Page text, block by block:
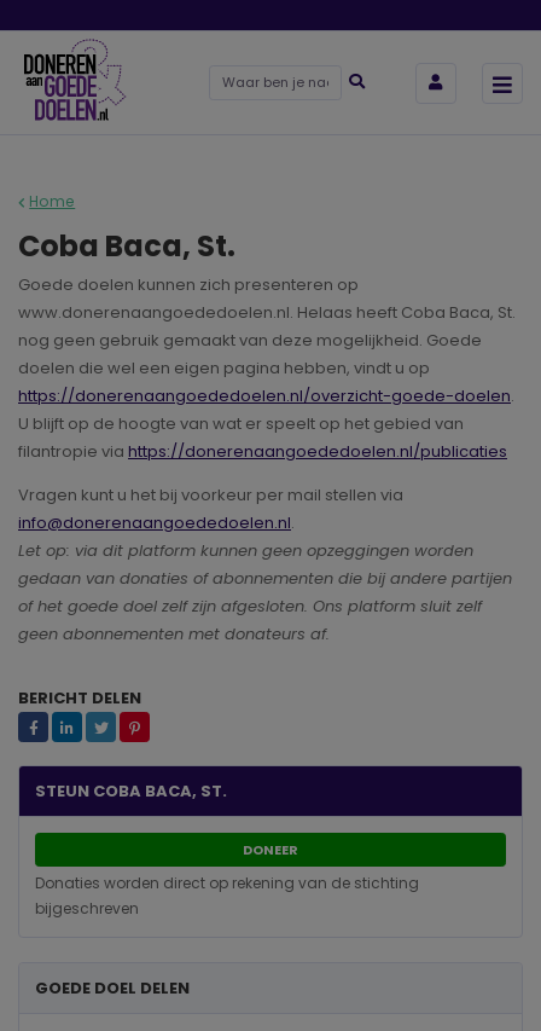
Home
Coba Baca, St.
Goede doelen kunnen zich presenteren op
www.donerenaangoededoelen.nl. Helaas heeft Coba Baca, St.
nog geen gebruik gemaakt van deze mogelijkheid. Goede
doelen die wel een eigen pagina hebben, vindt u op
https://donerenaangoededoelen.nl/overzicht-goede-doelen.
U blijft op de hoogte van wat er speelt op het gebied van
filantropie via https://donerenaangoededoelen.nl/publicaties
Vragen kunt u het bij voorkeur per mail stellen via
info@donerenaangoededoelen.nl.
Let op: via dit platform kunnen geen opzeggingen worden
gedaan van donaties of abonnementen die bij andere partijen
of het goede doel zelf zijn afgesloten. Ons platform sluit zelf
geen abonnementen met donateurs af.
BERICHT DELEN
STEUN COBA BACA, ST.
DONEER
Donaties worden direct op rekening van de stichting
bijgeschreven
GOEDE DOEL DELEN